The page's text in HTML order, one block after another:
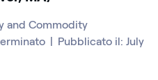
and Commodity
Pubblicato il: July